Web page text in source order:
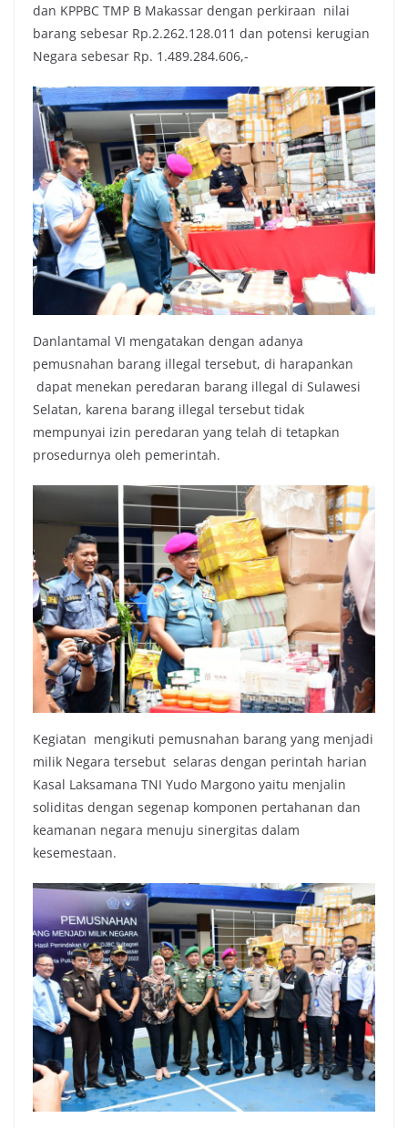
dan KPPBC TMP B Makassar dengan perkiraan nilai
barang sebesar Rp.2.262.128.011 dan potensi kerugian
Negara sebesar Rp. 1.489.284.606,-
Danlantamal VI mengatakan dengan adanya
pemusnahan barang illegal tersebut, di harapankan
dapat menekan peredaran barang illegal di Sulawesi
Selatan, karena barang illegal tersebut tidak
mempunyai izin peredaran yang telah di tetapkan
prosedurnya oleh pemerintah.
Kegiatan mengikuti pemusnahan barang yang menjadi
milik Negara tersebut selaras dengan perintah harian
Kasal Laksamana TNI Yudo Margono yaitu menjalin
soliditas dengan segenap komponen pertahanan dan
keamanan negara menuju sinergitas dalam
kesemestaan.